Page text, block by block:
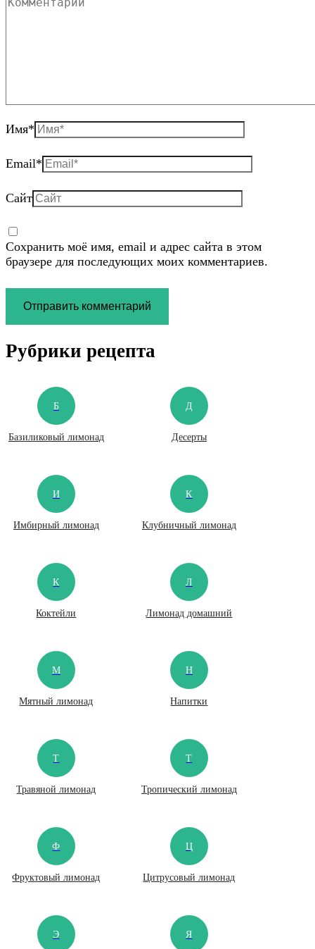
Имя*
Email*
Сайт
Сохранить моё имя, email и адрес сайта в этом
браузере для последующих моих комментариев.
Рубрики рецепта
Б
Базиликовый лимонад
Д
Десерты
И
Имбирный лимонад
К
Клубничный лимонад
К
Коктейли
Л
Лимонад домашний
М
Мятный лимонад
Н
Напитки
Т
Травяной лимонад
Т
Тропический лимонад
Ф
Фруктовый лимонад
Ц
Цитрусовый лимонад
Э Я